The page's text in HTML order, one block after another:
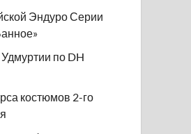
Эндуро Серии
по DH
костюмов 2-го